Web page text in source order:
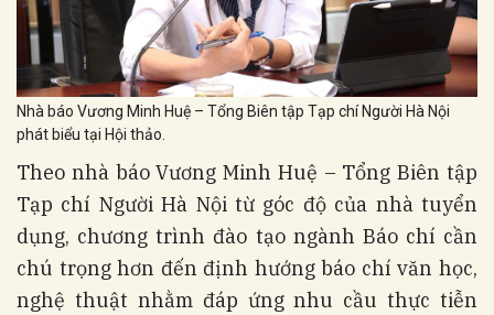
Nhà báo Vương Minh Huệ – Tổng Biên tập Tạp chí Người Hà Nội
phát biểu tại Hội thảo.
Theo nhà báo Vương Minh Huệ – Tổng Biên tập
Tạp chí Người Hà Nội từ góc độ của nhà tuyển
dụng, chương trình đào tạo ngành Báo chí cần
chú trọng hơn đến định hướng báo chí văn học,
nghệ thuật nhằm đáp ứng nhu cầu thực tiễn